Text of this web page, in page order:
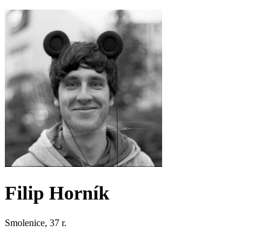
Filip Horník
Smolenice, 37 r.